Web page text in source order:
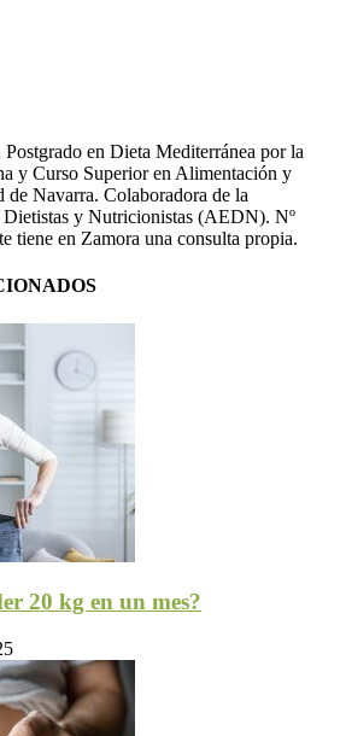
en Dieta Mediterránea por la
y Curso Superior en Alimentación y
de Navarra. Colaboradora de la
Dietistas y Nutricionistas (AEDN). Nº
tiene en Zamora una consulta propia.
20 kg en un mes?